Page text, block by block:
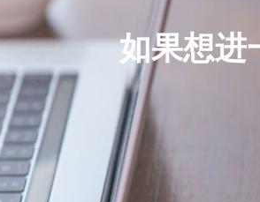
如果想进